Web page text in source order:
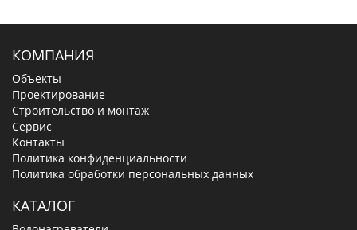
КОМПАНИЯ
Объекты
Проектирование
Строительство и монтаж
Сервис
Контакты
Политика конфиденциальности
Политика обработки персональных данных
КАТАЛОГ